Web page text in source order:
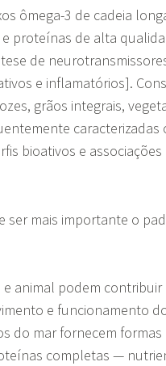
ômega-3 de cadeia
proteínas de alta
de
e inflamatórios].
grãos integrais,
caracterizadas
bioativos e
ser mais importante o
animal podem
e funcionamento
do mar fornecem
completas —